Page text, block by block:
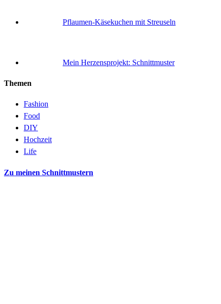
Pflaumen-Käsekuchen mit Streuseln
Mein Herzensprojekt: Schnittmuster
Themen
Fashion
Food
DIY
Hochzeit
Life
Zu meinen Schnittmustern